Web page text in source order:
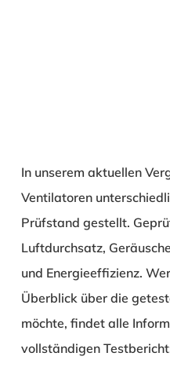
In unserem aktuellen
Ventilatoren
Prüfstand gestellt.
Luftdurchsatz,
und Energieeffizienz.
Überblick über die
möchte, findet alle
vollständigen